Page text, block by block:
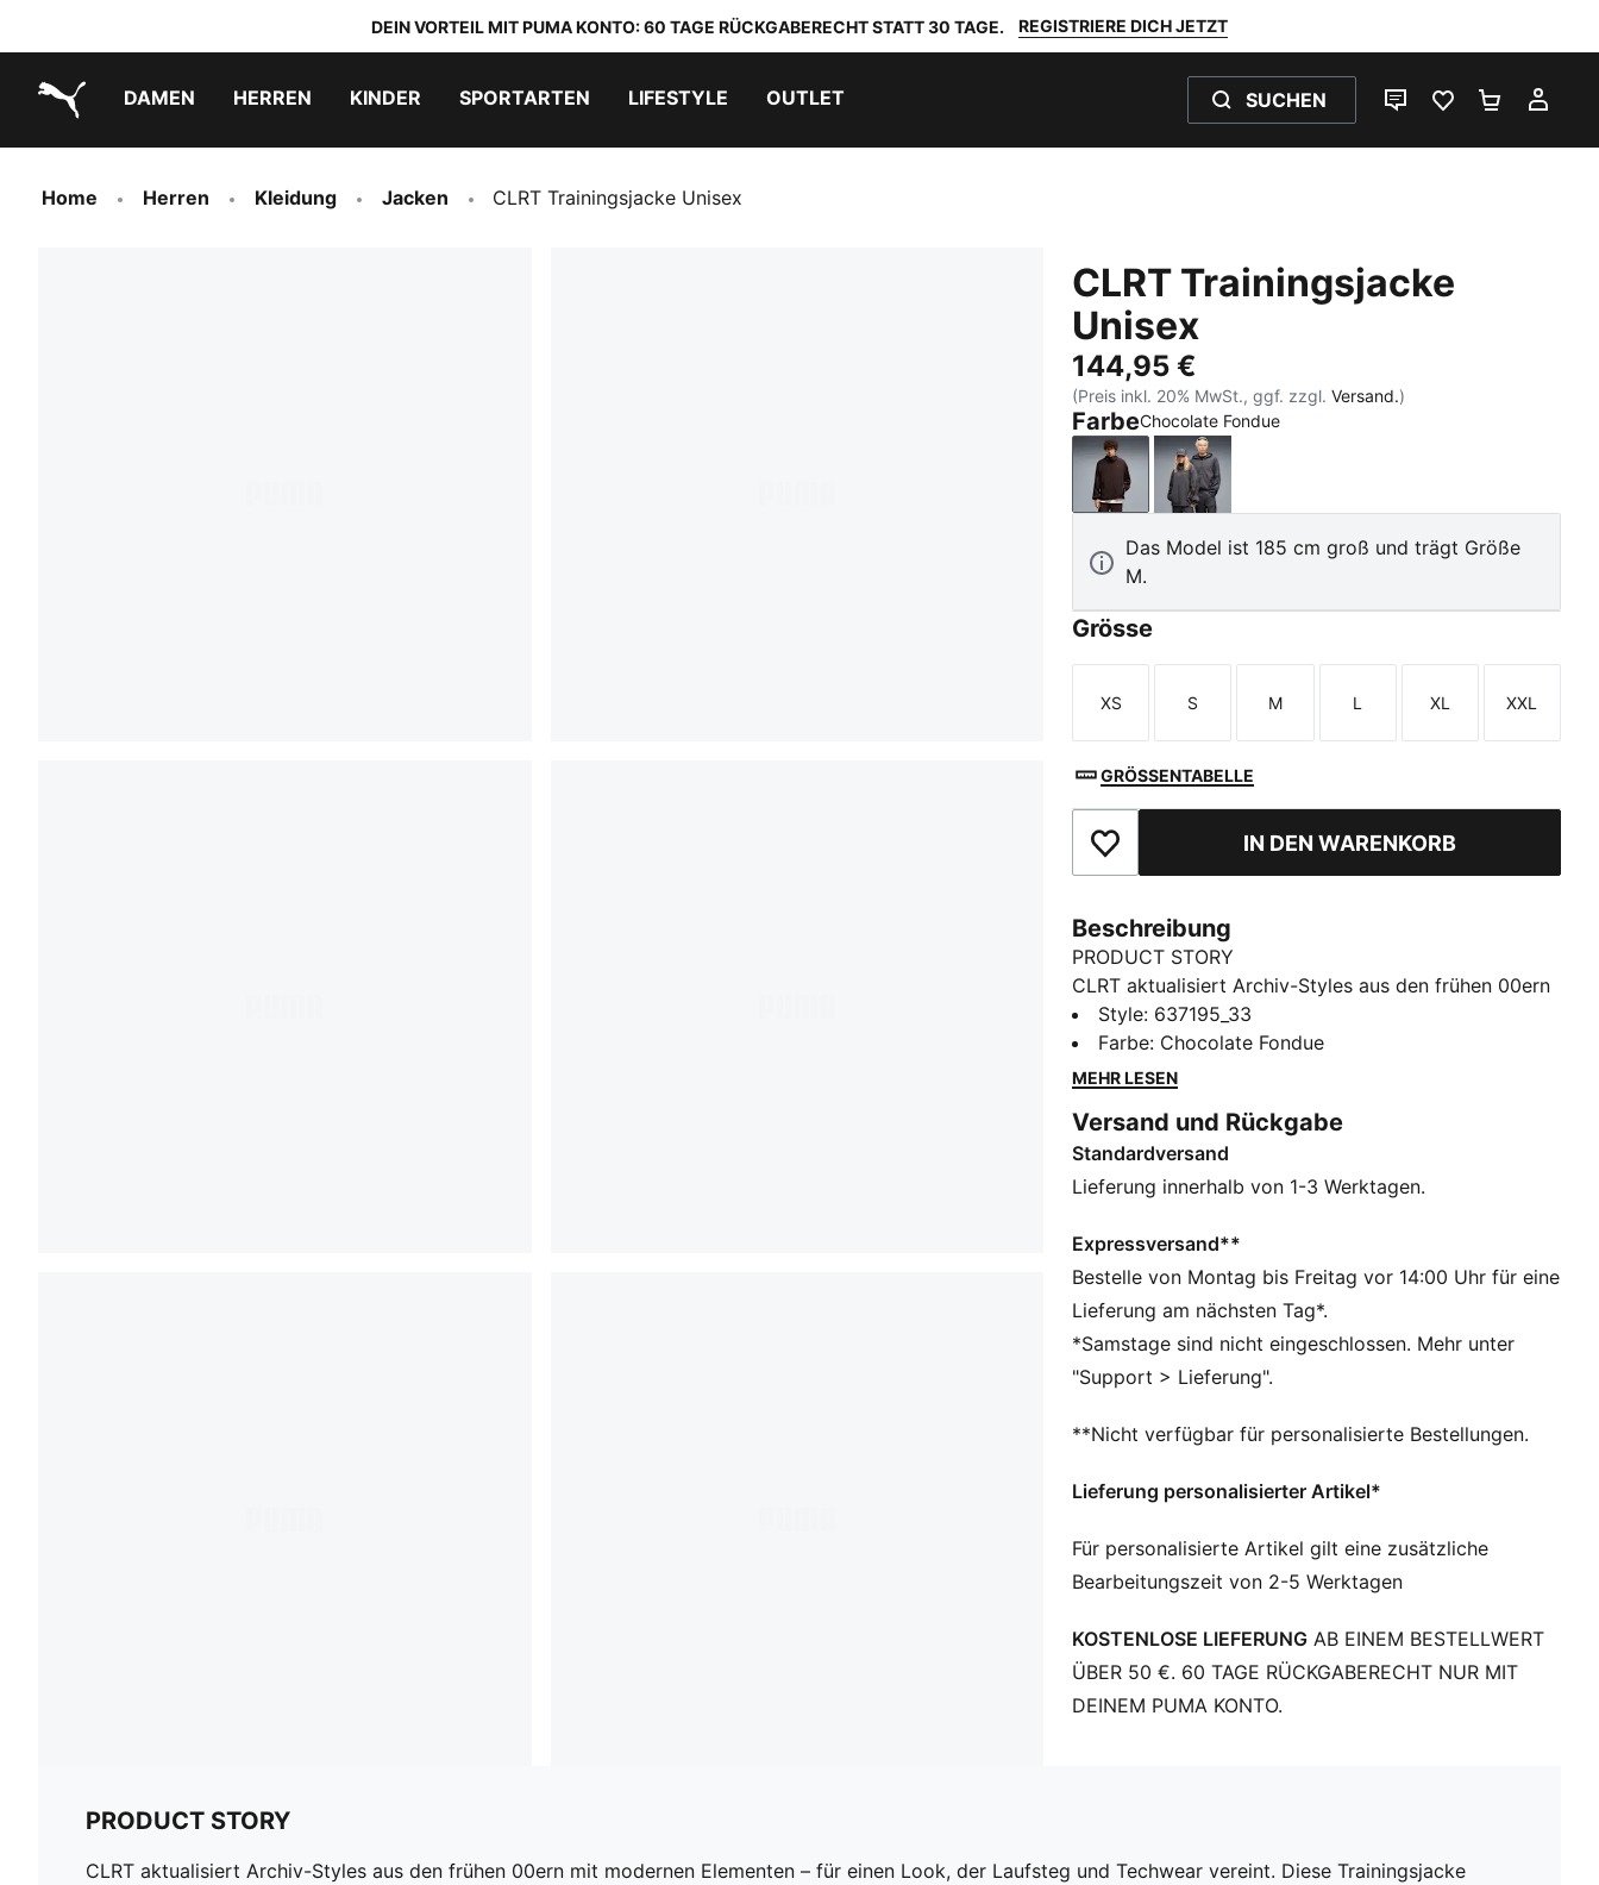
DEIN VORTEIL MIT PUMA KONTO: 60 TAGE RÜCKGABERECHT STATT 30 TAGE. REGISTRIERE DICH JETZT
DAMEN HERREN KINDER SPORTARTEN LIFESTYLE OUTLET SUCHEN
LIVE-CHATFAVORITEN 0
Home Herren Kleidung Jacken CLRT Trainingsjacke Unisex
CLRT Trainingsjacke
Unisex
144,95 €
(Preis inkl. 20% MwSt., ggf. zzgl.Versand.)
FarbeChocolate Fondue
Chocolate Fondue
Moody Gray
Das Model ist 185 cm groß und trägt Größe
M.
Grösse
Größe
XS
Größe
S
Größe
M
Größe
L
Größe
XL
Größe
XXL
GRÖSSENTABELLE
Zu Favoriten hinzufügenIN DEN WARENKORB
Beschreibung
PRODUCT STORY
CLRT aktualisiert Archiv-Styles aus den frühen 00ern
mit modernen Elementen – für einen Look, der
Laufsteg und Techwear vereint. Diese Trainingsjacke
greift diesen rebellischen Spirit auf und setzt mit
ein Statement.
FEATURES + VORTEILE
WINDSCHUTZ: Technische windCELL
Bedingungen und halten dich trocken und warm
Hergestellt aus mindestens 90 % recycelten
Materialien
DETAILS
Entworfen für: Lifestyle by PUMA
Passform: Relaxed
Hauptmaterial: Dobby
Lange Ärmel
Style: 637195_33
Farbe: Chocolate Fondue
MEHR LESEN
Versand und Rückgabe
Standardversand
Lieferung innerhalb von 1-3 Werktagen.
Expressversand**
Bestelle von Montag bis Freitag vor 14:00 Uhr für eine
Lieferung am nächsten Tag*.
*Samstage sind nicht eingeschlossen. Mehr unter
"Support > Lieferung".
**Nicht verfügbar für personalisierte Bestellungen.
Lieferung personalisierter Artikel*
Für personalisierte Artikel gilt eine zusätzliche
Bearbeitungszeit von 2-5 Werktagen
KOSTENLOSE LIEFERUNG AB EINEM BESTELLWERT
ÜBER 50 €. 60 TAGE RÜCKGABERECHT NUR MIT
DEINEM PUMA KONTO.
PRODUCT STORY
CLRT aktualisiert Archiv-Styles aus den frühen 00ern mit modernen Elementen – für einen Look, der Laufsteg und Techwear vereint. Diese Trainingsjacke